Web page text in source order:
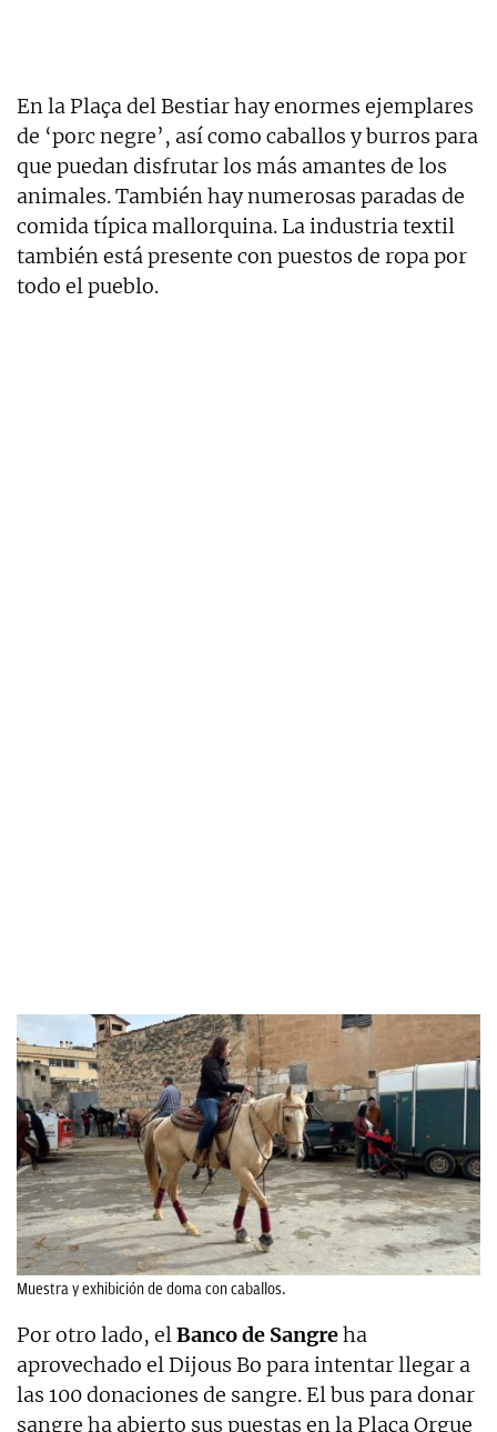
En la Plaça del Bestiar hay enormes ejemplares
de ‘porc negre’, así como caballos y burros para
que puedan disfrutar los más amantes de los
animales. También hay numerosas paradas de
comida típica mallorquina. La industria textil
también está presente con puestos de ropa por
todo el pueblo.
Muestra y exhibición de doma con caballos.
Por otro lado, elBanco de Sangreha
aprovechado el Dijous Bo para intentar llegar a
las 100 donaciones de sangre. El bus para donar
sangre ha abierto sus puestas en la Plaça Orgue